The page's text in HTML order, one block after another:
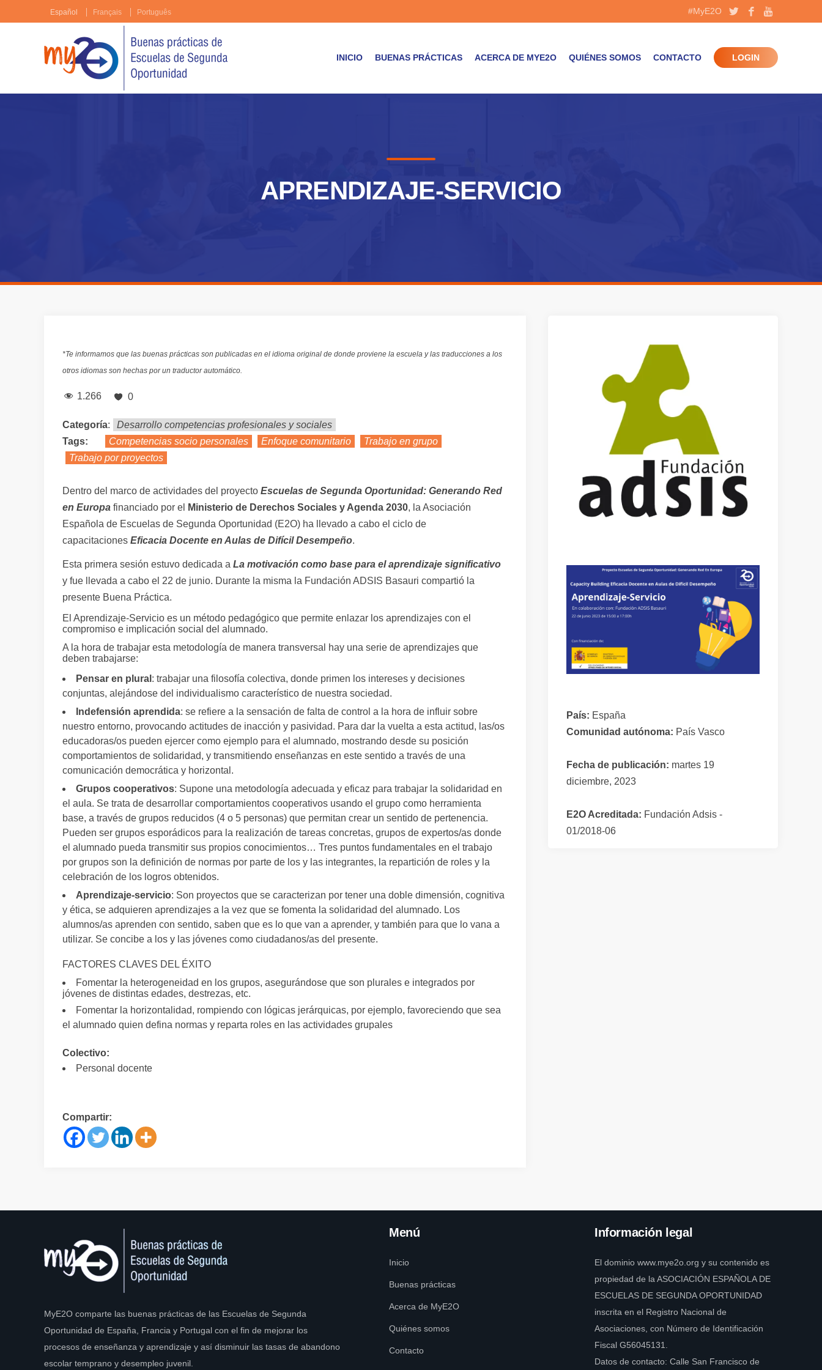
Español Français Português #MyE2O
INICIO BUENAS PRÁCTICAS ACERCA DE MYE2O QUIÉNES SOMOS CONTACTO LOGIN
APRENDIZAJE-SERVICIO
*Te informamos que las buenas prácticas son publicadas en el idioma original de donde proviene la escuela y las traducciones a los
otros idiomas son hechas por un traductor automático.
1.266 0
Categoría:
Desarrollo competencias profesionales y sociales
Tags:
Competencias socio personales Enfoque comunitario
Trabajo en grupo
Trabajo por proyectos
Dentro del marco de actividades del proyecto Escuelas de Segunda Oportunidad: Generando Red
en Europa financiado por el Ministerio de Derechos Sociales y Agenda 2030, la Asociación
Española de Escuelas de Segunda Oportunidad (E2O) ha llevado a cabo el ciclo de
capacitaciones Eficacia Docente en Aulas de Difícil Desempeño.
Esta primera sesión estuvo dedicada a La motivación como base para el aprendizaje significativo
y fue llevada a cabo el 22 de junio. Durante la misma la Fundación ADSIS Basauri compartió la
presente Buena Práctica.
El Aprendizaje-Servicio es un método pedagógico que permite enlazar los aprendizajes con el
compromiso e implicación social del alumnado.
A la hora de trabajar esta metodología de manera transversal hay una serie de aprendizajes que
deben trabajarse:
Pensar en plural : trabajar una filosofía colectiva, donde primen los intereses y decisiones
conjuntas, alejándose del individualismo característico de nuestra sociedad.
Indefensión aprendida: se refiere a la sensación de falta de control a la hora de influir sobre
nuestro entorno, provocando actitudes de inacción y pasividad. Para dar la vuelta a esta actitud, las/os
educadoras/os pueden ejercer como ejemplo para el alumnado, mostrando desde su posición
comportamientos de solidaridad, y transmitiendo enseñanzas en este sentido a través de una
comunicación democrática y horizontal.
Grupos cooperativos: Supone una metodología adecuada y eficaz para trabajar la solidaridad en
el aula. Se trata de desarrollar comportamientos cooperativos usando el grupo como herramienta
base, a través de grupos reducidos (4 o 5 personas) que permitan crear un sentido de pertenencia.
Pueden ser grupos esporádicos para la realización de tareas concretas, grupos de expertos/as donde
el alumnado pueda transmitir sus propios conocimientos… Tres puntos fundamentales en el trabajo
por grupos son la definición de normas por parte de los y las integrantes, la repartición de roles y la
celebración de los logros obtenidos.
Aprendizaje-servicio: Son proyectos que se caracterizan por tener una doble dimensión, cognitiva
y ética, se adquieren aprendizajes a la vez que se fomenta la solidaridad del alumnado. Los
alumnos/as aprenden con sentido, saben que es lo que van a aprender, y también para que lo vana a
utilizar. Se concibe a los y las jóvenes como ciudadanos/as del presente.
FACTORES CLAVES DEL ÉXITO
Fomentar la heterogeneidad en los grupos, asegurándose que son plurales e integrados por
jóvenes de distintas edades, destrezas, etc.
Fomentar la horizontalidad, rompiendo con lógicas jerárquicas, por ejemplo, favoreciendo que sea
el alumnado quien defina normas y reparta roles en las actividades grupales
Compartir:
Colectivo:
Personal docente
País: España
Comunidad autónoma: País Vasco
Fecha de publicación: martes 19
diciembre, 2023
E2O Acreditada: Fundación Adsis -
01/2018-06
MyE2O comparte las buenas prácticas de las Escuelas de Segunda
Oportunidad de España, Francia y Portugal con el fin de mejorar los
procesos de enseñanza y aprendizaje y así disminuir las tasas de abandono
escolar temprano y desempleo juvenil.
Menú
Inicio
Buenas prácticas
Acerca de MyE2O
Quiénes somos
Contacto
Información legal
El dominio www.mye2o.org y su contenido es
propiedad de la ASOCIACIÓN ESPAÑOLA DE
ESCUELAS DE SEGUNDA OPORTUNIDAD
inscrita en el Registro Nacional de
Asociaciones, con Número de Identificación
Fiscal G56045131.
Datos de contacto: Calle San Francisco de